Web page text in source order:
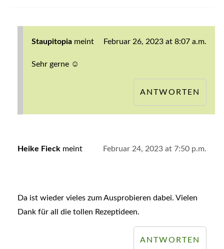
Staupitopia meint Februar 26, 2023 at 8:07 a.m.
Sehr gerne ☺️
ANTWORTEN
Heike Fieck meint Februar 24, 2023 at 7:50 p.m.
Da ist wieder vieles zum Ausprobieren dabei. Vielen
Dank für all die tollen Rezeptideen.
ANTWORTEN